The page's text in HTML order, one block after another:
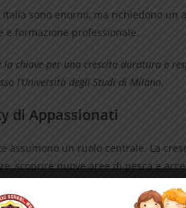
sono enormi, ma richiedono un
formazione professionale.
chiave per una crescita duratura e
l’Università degli Studi di Milano.
di Appassionati
un ruolo centrale. La
scoprire nuove aree di pesca e
è